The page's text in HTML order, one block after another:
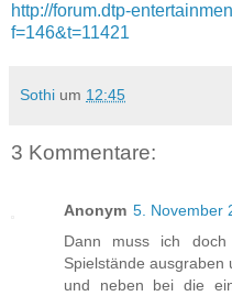
http://forum.dtp-
f=146&t=11421
Sothi um 12:45
3 Kommentare:
Anonym 5. November
Dann muss ich
Spielstände ausgraben
und neben bei die